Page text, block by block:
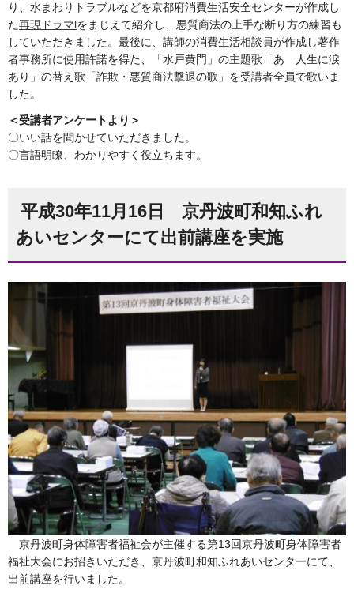
り、水まわりトラブルなどを京都府消費生活安全センターが作成し
た再現ドラマlをまじえて紹介し、悪質商法の上手な断り方の練習も
していただきました。最後に、講師の消費生活相談員が作成し著作
者事務所に使用許諾を得た、「水戸黄門」の主題歌「あゝ人生に涙
あり」の替え歌「詐欺・悪質商法撃退の歌」を受講者全員で歌いま
した。
＜受講者アンケートより＞
〇いい話を聞かせていただきました。
〇言語明瞭、わかりやすく役立ちます。
平成30年11月16日 京丹波町和知ふれ
あいセンターにて出前講座を実施
京丹波町身体障害者福祉会が主催する第13回京丹波町身体障害者
福祉大会にお招きいただき、京丹波町和知ふれあいセンターにて、
出前講座を行いました。